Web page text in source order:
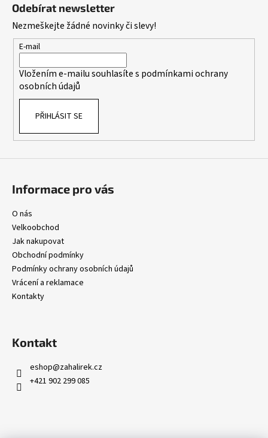
Odebírat newsletter
Nezmeškejte žádné novinky či slevy!
E-mail
Vložením e-mailu souhlasíte s podmínkami ochrany
osobních údajů
PŘIHLÁSIT SE
Informace pro vás
O nás
Velkoobchod
Jak nakupovat
Obchodní podmínky
Podmínky ochrany osobních údajů
Vrácení a reklamace
Kontakty
Kontakt
eshop@zahalirek.cz
+421 902 299 085